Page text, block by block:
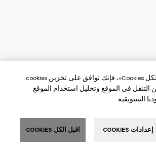
بالنقر فوق «قبول الكل Cookies»، فإنك توافق على تخزين cookies
في الموقع وتحليل استخدام الموقع
التسويقية.
اقبل الكل COOKIES إعدادات COOKIES